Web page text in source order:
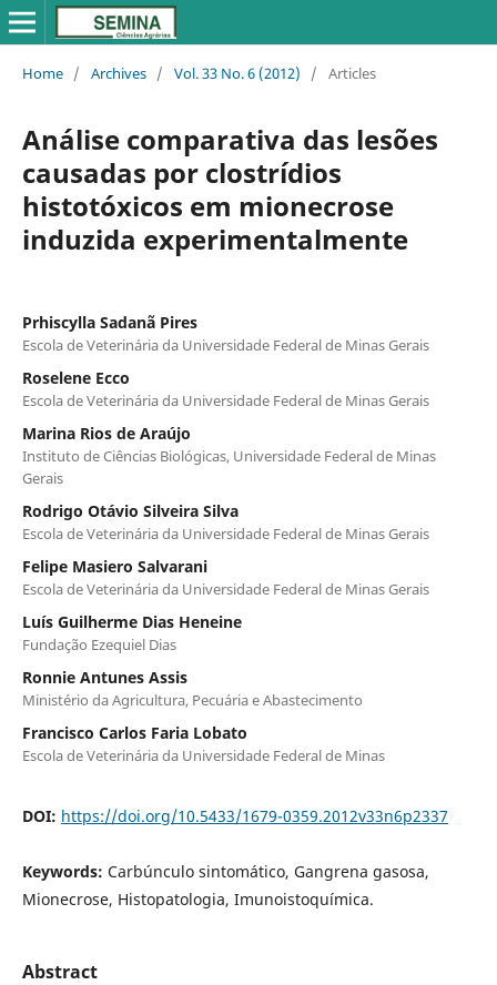
Home / Archives / Vol. 33 No. 6 (2012) / Articles
Análise comparativa das lesões
causadas por clostrídios
histotóxicos em mionecrose
induzida experimentalmente
Prhiscylla Sadanã Pires
Escola de Veterinária da Universidade Federal de Minas Gerais
Roselene Ecco
Escola de Veterinária da Universidade Federal de Minas Gerais
Marina Rios de Araújo
Instituto de Ciências Biológicas, Universidade Federal de Minas
Gerais
Rodrigo Otávio Silveira Silva
Escola de Veterinária da Universidade Federal de Minas Gerais
Felipe Masiero Salvarani
Escola de Veterinária da Universidade Federal de Minas Gerais
Luís Guilherme Dias Heneine
Fundação Ezequiel Dias
Ronnie Antunes Assis
Ministério da Agricultura, Pecuária e Abastecimento
Francisco Carlos Faria Lobato
Escola de Veterinária da Universidade Federal de Minas
DOI: https://doi.org/10.5433/1679-0359.2012v33n6p2337
Keywords: Carbúnculo sintomático, Gangrena gasosa,
Mionecrose, Histopatologia, Imunoistoquímica.
Abstract